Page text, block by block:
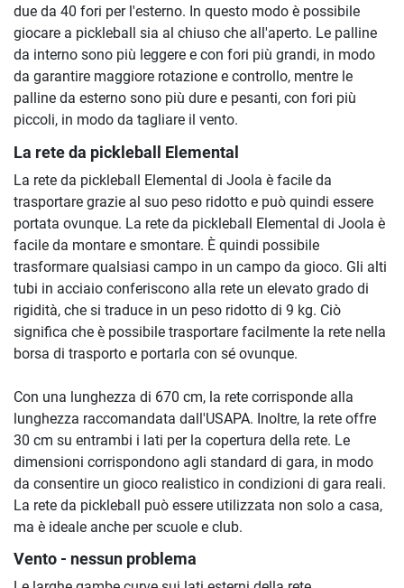
due da 40 fori per l'esterno. In questo modo è possibile
giocare a pickleball sia al chiuso che all'aperto. Le palline
da interno sono più leggere e con fori più grandi, in modo
da garantire maggiore rotazione e controllo, mentre le
palline da esterno sono più dure e pesanti, con fori più
piccoli, in modo da tagliare il vento.
La rete da pickleball Elemental
La rete da pickleball Elemental di Joola è facile da
trasportare grazie al suo peso ridotto e può quindi essere
portata ovunque. La rete da pickleball Elemental di Joola è
facile da montare e smontare. È quindi possibile
trasformare qualsiasi campo in un campo da gioco. Gli alti
tubi in acciaio conferiscono alla rete un elevato grado di
rigidità, che si traduce in un peso ridotto di 9 kg. Ciò
significa che è possibile trasportare facilmente la rete nella
borsa di trasporto e portarla con sé ovunque.
Con una lunghezza di 670 cm, la rete corrisponde alla
lunghezza raccomandata dall'USAPA. Inoltre, la rete offre
30 cm su entrambi i lati per la copertura della rete. Le
dimensioni corrispondono agli standard di gara, in modo
da consentire un gioco realistico in condizioni di gara reali.
La rete da pickleball può essere utilizzata non solo a casa,
ma è ideale anche per scuole e club.
Vento - nessun problema